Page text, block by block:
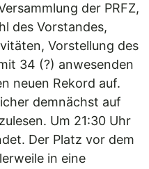
der PRFZ,
des Vorstandes,
Vorstellung des
34 (?) anwesenden
neuen Rekord auf.
demnächst auf
Um 21:30 Uhr
Der Platz vor dem
in eine